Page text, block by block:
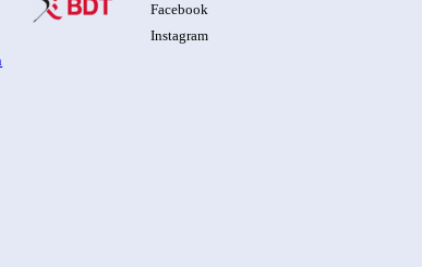
Facebook
Instagram